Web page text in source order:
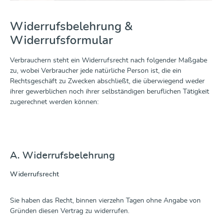
Widerrufsbelehrung &
Widerrufsformular
Verbrauchern steht ein Widerrufsrecht nach folgender Maßgabe
zu, wobei Verbraucher jede natürliche Person ist, die ein
Rechtsgeschäft zu Zwecken abschließt, die überwiegend weder
ihrer gewerblichen noch ihrer selbständigen beruflichen Tätigkeit
zugerechnet werden können:
A. Widerrufsbelehrung
Widerrufsrecht
Sie haben das Recht, binnen vierzehn Tagen ohne Angabe von
Gründen diesen Vertrag zu widerrufen.